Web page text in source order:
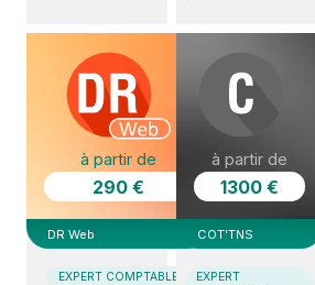
à partir de
290 €
DR Web
EXPERT COMPTABLE
à partir de
1300 €
COT'TNS
EXPERT